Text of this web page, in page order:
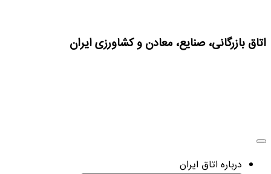
اتاق بازرگانی، صنایع، معادن و کشاورزی ایران
درباره اتاق ایران